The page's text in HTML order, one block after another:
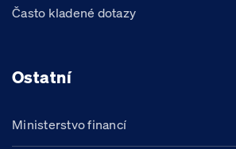
Často kladené dotazy
Ostatní
Ministerstvo financí